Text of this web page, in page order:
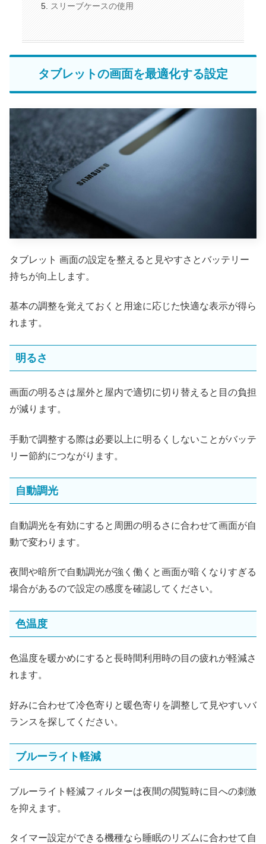
スリーブケースの使用
タブレットの画面を最適化する設定
タブレット 画面の設定を整えると見やすさとバッテリー
持ちが向上します。
基本の調整を覚えておくと用途に応じた快適な表示が得ら
れます。
明るさ
画面の明るさは屋外と屋内で適切に切り替えると目の負担
が減ります。
手動で調整する際は必要以上に明るくしないことがバッテ
リー節約につながります。
自動調光
自動調光を有効にすると周囲の明るさに合わせて画面が自
動で変わります。
夜間や暗所で自動調光が強く働くと画面が暗くなりすぎる
場合があるので設定の感度を確認してください。
色温度
色温度を暖かめにすると長時間利用時の目の疲れが軽減さ
れます。
好みに合わせて冷色寄りと暖色寄りを調整して見やすいバ
ランスを探してください。
ブルーライト軽減
ブルーライト軽減フィルターは夜間の閲覧時に目への刺激
を抑えます。
タイマー設定ができる機種なら睡眠のリズムに合わせて自